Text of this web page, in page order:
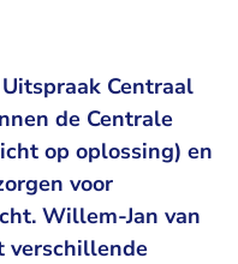
Centraal
de Centrale
op oplossing) en
voor
Willem-Jan van
verschillende